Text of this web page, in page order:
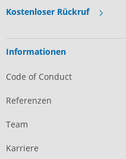
Kostenloser Rückruf
Informationen
Code of Conduct
Referenzen
Team
Karriere